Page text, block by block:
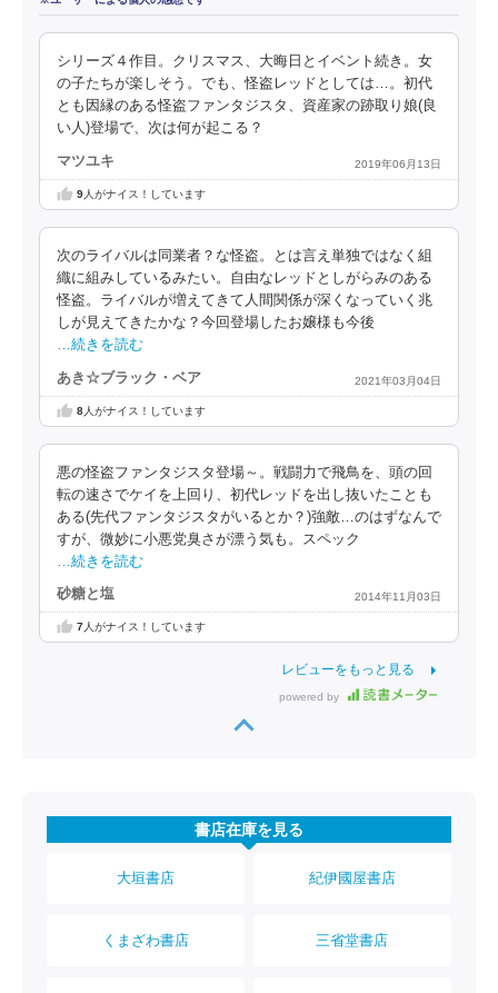
シリーズ４作目。クリスマス、大晦日とイベント続き。女
の子たちが楽しそう。でも、怪盗レッドとしては…。初代
とも因縁のある怪盗ファンタジスタ、資産家の跡取り娘(良
い人)登場で、次は何が起こる？
マツユキ 2019年06月13日
9人がナイス！しています
次のライバルは同業者？な怪盗。とは言え単独ではなく組
織に組みしているみたい。自由なレッドとしがらみのある
怪盗。ライバルが増えてきて人間関係が深くなっていく兆
しが見えてきたかな？今回登場したお嬢様も今後
…続きを読む
あき☆ブラック・ベア 2021年03月04日
8人がナイス！しています
悪の怪盗ファンタジスタ登場～。戦闘力で飛鳥を、頭の回
転の速さでケイを上回り、初代レッドを出し抜いたことも
ある(先代ファンタジスタがいるとか？)強敵…のはずなんで
すが、微妙に小悪党臭さが漂う気も。スペック
…続きを読む
砂糖と塩 2014年11月03日
7人がナイス！しています
レビューをもっと見る
powered by
書店在庫を見る
大垣書店 紀伊國屋書店
くまざわ書店 三省堂書店